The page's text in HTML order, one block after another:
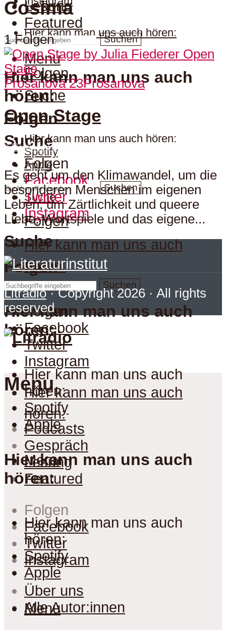
Hier kann man uns auch hören:
Hier kann man uns auch
hören:
Hier kann man uns auch hören:
Spotify
Apple
Suche
Suche
Suchen
Suchen
Folgen
Folgen
Folgen
Facebook
Twitter
Instagram
Hier kann man uns auch
hören:
Hier kann man uns auch
hören:
Hier kann man uns auch
hören:
Spotify
Apple
Menu
Lesung
Featured
Menu
Suche
Suche
Suchen
Folgen
Folgen
Folgen
Facebook
Twitter
Instagram
Hier kann man uns auch
hören:
Hier kann man uns auch
hören:
Hier kann man uns auch
hören:
Spotify
Apple
Menu
Cosima
1 Folgen
Prosanova 23Prosanova
Open Stage
12. August 2023
Es geht um den Klimawandel, um die
besonderen Menschen im eigenen
Leben, um Zärtlichkeit und queere
Liebe, Wortspiele und das eigene...
Litradio· Copyright 2026 · All rights
reserved
Menu
Podcasts
Gespräch
Lesung
Featured
Folgen
Facebook
Twitter
Instagram
Über uns
Alle Autor:innen